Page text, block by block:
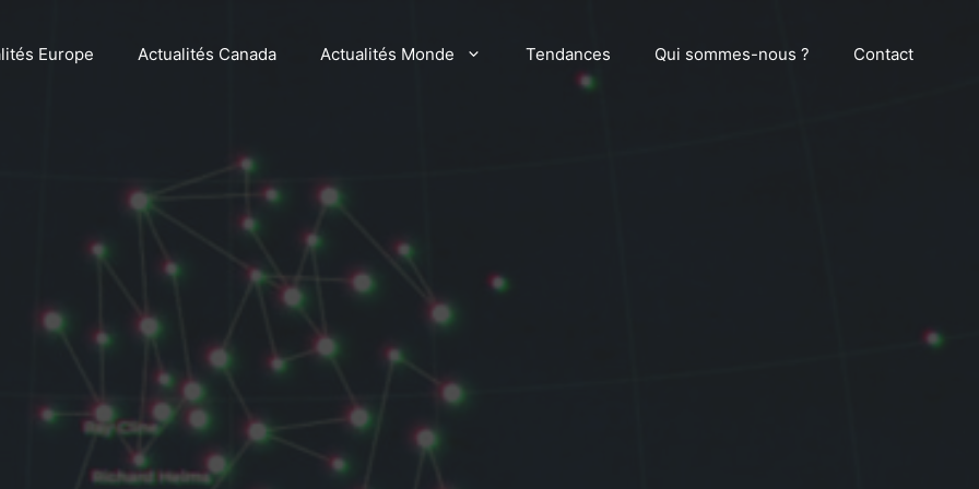
Europe Actualités Canada Actualités Monde Tendances Qui sommes-nous ? Contact